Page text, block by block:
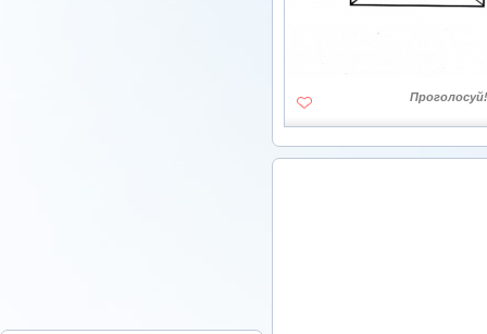
Проголосуй!